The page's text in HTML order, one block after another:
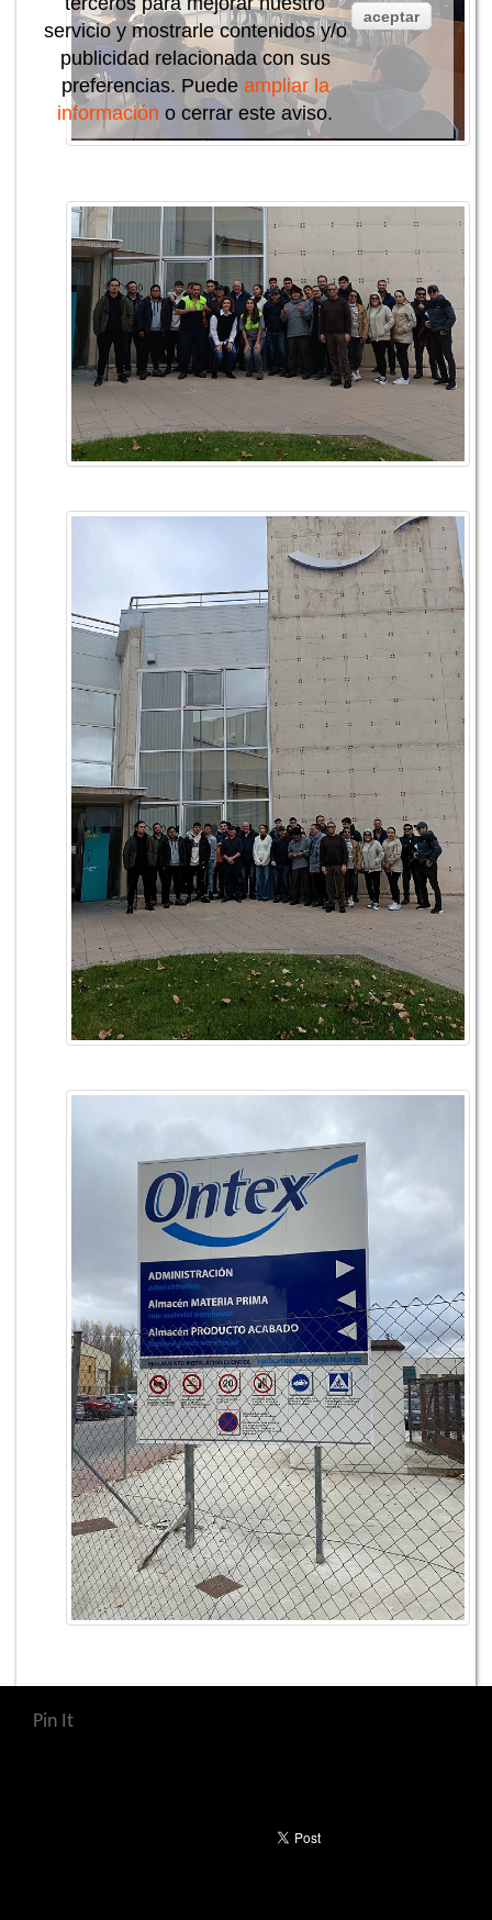
Pin It
servicio y mostrarle contenidos y/o
publicidad relacionada con sus
preferencias. Puede ampliar la
información o cerrar este aviso.
aceptar